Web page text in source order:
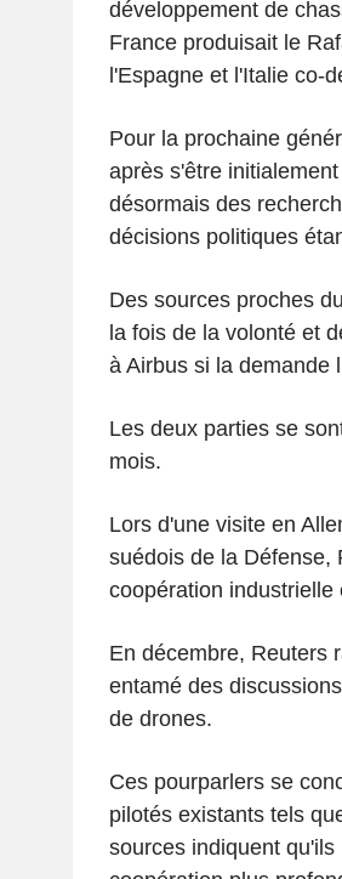
développement de
France produisait le
l'Espagne et l'Italie co-
Pour la prochaine
après s'être
désormais des
décisions politiques
Des sources proches
la fois de la volonté et
à Airbus si la demande
Les deux parties se
mois.
Lors d'une visite en
suédois de la Défense,
coopération industrielle
En décembre, Reuters
entamé des
de drones.
Ces pourparlers se
pilotés existants tels
sources indiquent